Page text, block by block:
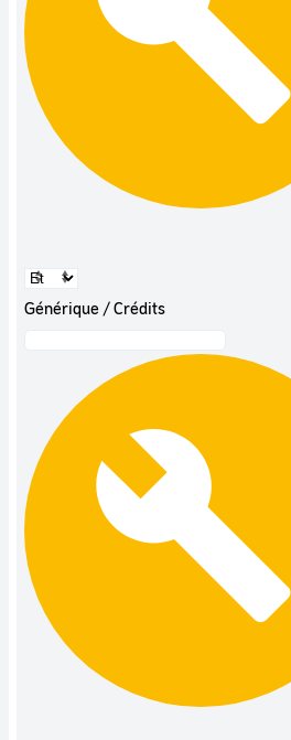
Générique / Crédits